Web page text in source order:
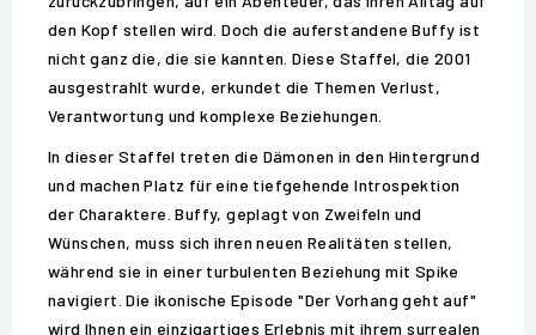
den Kopf stellen wird. Doch die auferstandene Buffy ist
nicht ganz die, die sie kannten. Diese Staffel, die 2001
ausgestrahlt wurde, erkundet die Themen Verlust,
Verantwortung und komplexe Beziehungen.
In dieser Staffel treten die Dämonen in den Hintergrund
und machen Platz für eine tiefgehende Introspektion
der Charaktere. Buffy, geplagt von Zweifeln und
Wünschen, muss sich ihren neuen Realitäten stellen,
während sie in einer turbulenten Beziehung mit Spike
navigiert. Die ikonische Episode "Der Vorhang geht auf"
wird Ihnen ein einzigartiges Erlebnis mit ihrem surrealen